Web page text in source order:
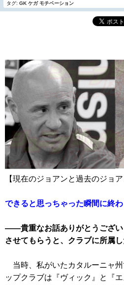
タグ: GK ケガ モチベーション
【現在のジョアンと過去のジョア
できると思っちゃった瞬間に終わ
――貴重なお話ありがとうござい
させてもらうと、クラブに所属
当時、私がいたカタルーニャ州
ップクラブは『ヴィック』と『